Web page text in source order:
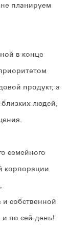
планируем
в конце
продукт, а
людей,
семейного
корпорации
собственной
по сей день!